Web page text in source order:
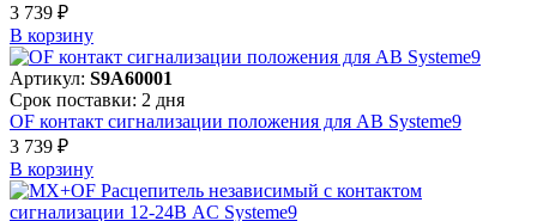
3 739 ₽
В корзинy
Артикул: S9A60001
Срок поставки: 2 дня
OF контакт сигнализации положения для АВ Systeme9
3 739 ₽
В корзинy